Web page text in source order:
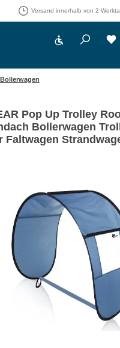
Versand innerhalb von 2
Werkzeugleiste
Bollerwagen
Pop Up Trolley
Bollerwagen
Faltwagen